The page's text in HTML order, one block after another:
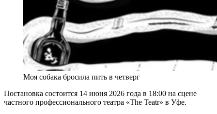
Моя собака бросила пить в четверг
Постановка состоится 14 июня 2026 года в 18:00 на сцене
частного профессионального театра «The Teatr» в Уфе.